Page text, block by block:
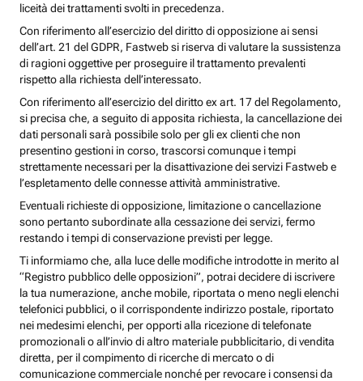
liceità dei trattamenti svolti in precedenza.
Con riferimento all’esercizio del diritto di opposizione ai sensi
dell’art. 21 del GDPR, Fastweb si riserva di valutare la sussistenza
di ragioni oggettive per proseguire il trattamento prevalenti
rispetto alla richiesta dell’interessato.
Con riferimento all’esercizio del diritto ex art. 17 del Regolamento,
si precisa che, a seguito di apposita richiesta, la cancellazione dei
dati personali sarà possibile solo per gli ex clienti che non
presentino gestioni in corso, trascorsi comunque i tempi
strettamente necessari per la disattivazione dei servizi Fastweb e
l’espletamento delle connesse attività amministrative.
Eventuali richieste di opposizione, limitazione o cancellazione
sono pertanto subordinate alla cessazione dei servizi, fermo
restando i tempi di conservazione previsti per legge.
Ti informiamo che, alla luce delle modifiche introdotte in merito al
“Registro pubblico delle opposizioni”, potrai decidere di iscrivere
la tua numerazione, anche mobile, riportata o meno negli elenchi
telefonici pubblici, o il corrispondente indirizzo postale, riportato
nei medesimi elenchi, per opporti alla ricezione di telefonate
promozionali o all’invio di altro materiale pubblicitario, di vendita
diretta, per il compimento di ricerche di mercato o di
comunicazione commerciale nonché per revocare i consensi da